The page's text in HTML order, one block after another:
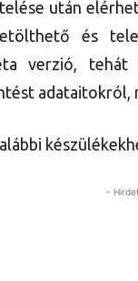
után
és
verzió, tehát
-